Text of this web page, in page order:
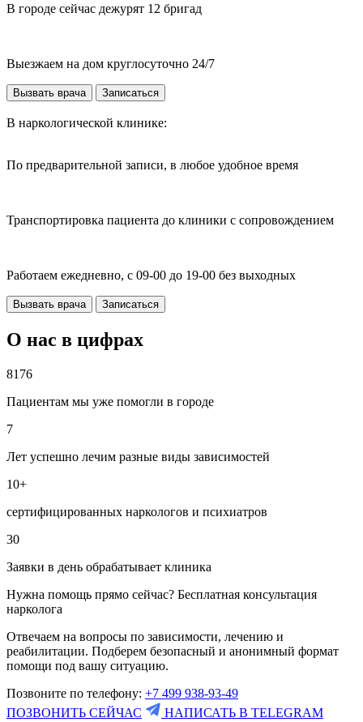
В городе сейчас дежурят 12 бригад
Выезжаем на дом круглосуточно 24/7
Вызвать врача Записаться
В наркологической клинике:
По предварительной записи, в любое удобное время
Транспортировка пациента до клиники с сопровождением
Работаем ежедневно, с 09-00 до 19-00 без выходных
Вызвать врача Записаться
О нас в цифрах
8176
Пациентам мы уже помогли в городе
7
Лет успешно лечим разные виды зависимостей
10+
сертифицированных наркологов и психиатров
30
Заявки в день обрабатывает клиника
Нужна помощь прямо сейчас? Бесплатная консультация
нарколога
Отвечаем на вопросы по зависимости, лечению и
реабилитации. Подберем безопасный и анонимный формат
помощи под вашу ситуацию.
Позвоните по телефону: +7 499 938-93-49
ПОЗВОНИТЬ СЕЙЧАС
НАПИСАТЬ В TELEGRAM